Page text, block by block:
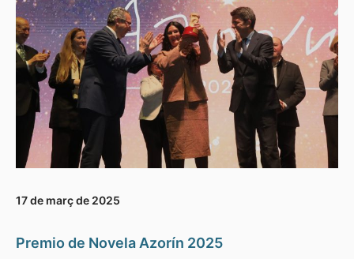
17 de març de 2025
Premio de Novela Azorín 2025